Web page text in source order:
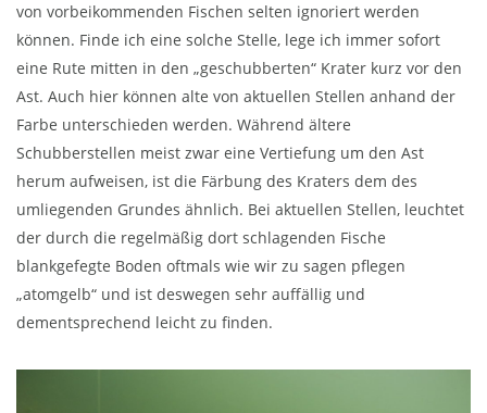
von vorbeikommenden Fischen selten ignoriert werden
können. Finde ich eine solche Stelle, lege ich immer sofort
eine Rute mitten in den „geschubberten“ Krater kurz vor den
Ast. Auch hier können alte von aktuellen Stellen anhand der
Farbe unterschieden werden. Während ältere
Schubberstellen meist zwar eine Vertiefung um den Ast
herum aufweisen, ist die Färbung des Kraters dem des
umliegenden Grundes ähnlich. Bei aktuellen Stellen, leuchtet
der durch die regelmäßig dort schlagenden Fische
blankgefegte Boden oftmals wie wir zu sagen pflegen
„atomgelb“ und ist deswegen sehr auffällig und
dementsprechend leicht zu finden.